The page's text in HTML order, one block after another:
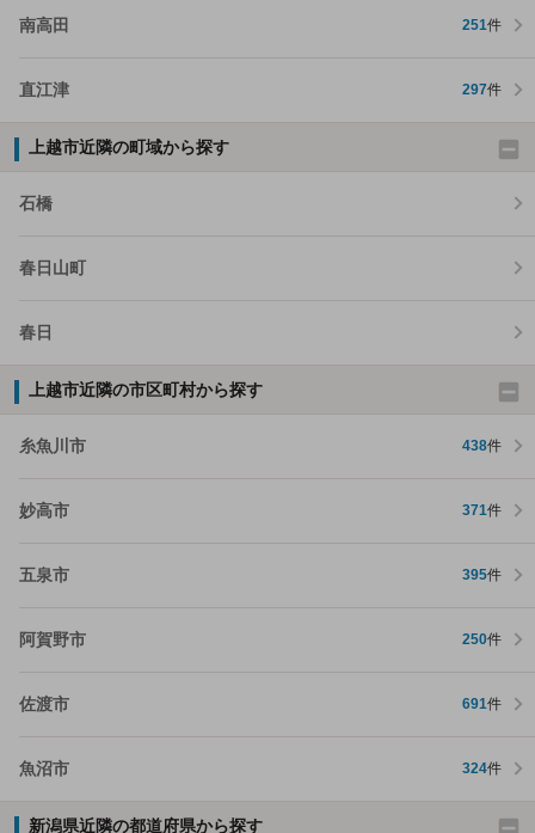
南高田 251件
直江津 297件
上越市近隣の町域から探す
石橋
春日山町
春日
上越市近隣の市区町村から探す
糸魚川市 438件
妙高市 371件
五泉市 395件
阿賀野市 250件
佐渡市 691件
魚沼市 324件
新潟県近隣の都道府県から探す